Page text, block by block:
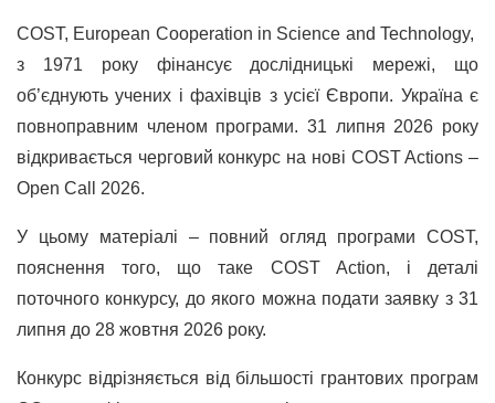
COST, European Cooperation in Science and Technology,
з 1971 року фінансує дослідницькі мережі, що
об’єднують учених і фахівців з усієї Європи. Україна є
повноправним членом програми. 31 липня 2026 року
відкривається черговий конкурс на нові COST Actions –
Open Call 2026.
У цьому матеріалі – повний огляд програми COST,
пояснення того, що таке COST Action, і деталі
поточного конкурсу, до якого можна подати заявку з 31
липня до 28 жовтня 2026 року.
Конкурс відрізняється від більшості грантових програм